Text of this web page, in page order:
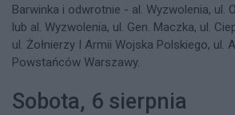
Barwinka i odwrotnie - al. Wyzwolenia, ul.
lub al. Wyzwolenia, ul. Gen. Maczka, ul.
ul. Żołnierzy I Armii Wojska Polskiego, ul.
Powstańców Warszawy.
Sobota, 6 sierpnia